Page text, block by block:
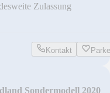
Zulassung
Kontakt
Sondermodell 2020